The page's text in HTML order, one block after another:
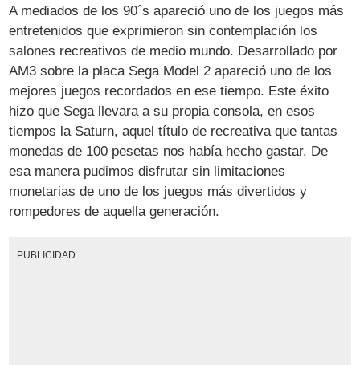
A mediados de los 90´s apareció uno de los juegos más
entretenidos que exprimieron sin contemplación los
salones recreativos de medio mundo. Desarrollado por
AM3 sobre la placa Sega Model 2 apareció uno de los
mejores juegos recordados en ese tiempo. Este éxito
hizo que Sega llevara a su propia consola, en esos
tiempos la Saturn, aquel título de recreativa que tantas
monedas de 100 pesetas nos había hecho gastar. De
esa manera pudimos disfrutar sin limitaciones
monetarias de uno de los juegos más divertidos y
rompedores de aquella generación.
PUBLICIDAD